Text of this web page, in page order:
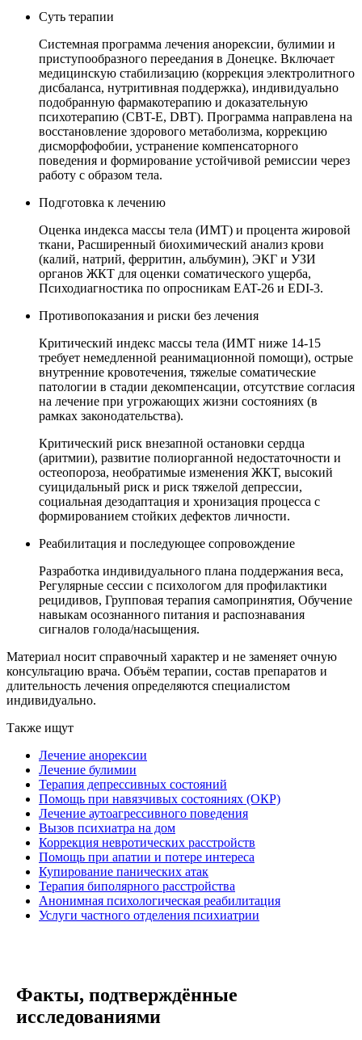
Суть терапии
Системная программа лечения анорексии, булимии и
приступообразного переедания в Донецке. Включает
медицинскую стабилизацию (коррекция электролитного
дисбаланса, нутритивная поддержка), индивидуально
подобранную фармакотерапию и доказательную
психотерапию (CBT-E, DBT). Программа направлена на
восстановление здорового метаболизма, коррекцию
дисморфофобии, устранение компенсаторного
поведения и формирование устойчивой ремиссии через
работу с образом тела.
Подготовка к лечению
Оценка индекса массы тела (ИМТ) и процента жировой
ткани, Расширенный биохимический анализ крови
(калий, натрий, ферритин, альбумин), ЭКГ и УЗИ
органов ЖКТ для оценки соматического ущерба,
Психодиагностика по опросникам EAT-26 и EDI-3.
Противопоказания и риски без лечения
Критический индекс массы тела (ИМТ ниже 14-15
требует немедленной реанимационной помощи), острые
внутренние кровотечения, тяжелые соматические
патологии в стадии декомпенсации, отсутствие согласия
на лечение при угрожающих жизни состояниях (в
рамках законодательства).
Критический риск внезапной остановки сердца
(аритмии), развитие полиорганной недостаточности и
остеопороза, необратимые изменения ЖКТ, высокий
суицидальный риск и риск тяжелой депрессии,
социальная дезодаптация и хронизация процесса с
формированием стойких дефектов личности.
Реабилитация и последующее сопровождение
Разработка индивидуального плана поддержания веса,
Регулярные сессии с психологом для профилактики
рецидивов, Групповая терапия самопринятия, Обучение
навыкам осознанного питания и распознавания
сигналов голода/насыщения.
Материал носит справочный характер и не заменяет очную
консультацию врача. Объём терапии, состав препаратов и
длительность лечения определяются специалистом
индивидуально.
Также ищут
Лечение анорексии
Лечение булимии
Терапия депрессивных состояний
Помощь при навязчивых состояниях (ОКР)
Лечение аутоагрессивного поведения
Вызов психиатра на дом
Коррекция невротических расстройств
Помощь при апатии и потере интереса
Купирование панических атак
Терапия биполярного расстройства
Анонимная психологическая реабилитация
Услуги частного отделения психиатрии
Факты, подтверждённые
исследованиями